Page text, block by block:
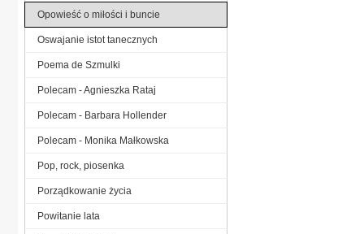
Opowieść o miłości i buncie
Oswajanie istot tanecznych
Poema de Szmulki
Polecam - Agnieszka Rataj
Polecam - Barbara Hollender
Polecam - Monika Małkowska
Pop, rock, piosenka
Porządkowanie życia
Powitanie lata